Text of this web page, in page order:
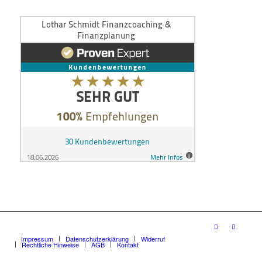
Impressum Datenschutzerklärung Widerruf
Rechtliche Hinweise AGB Kontakt